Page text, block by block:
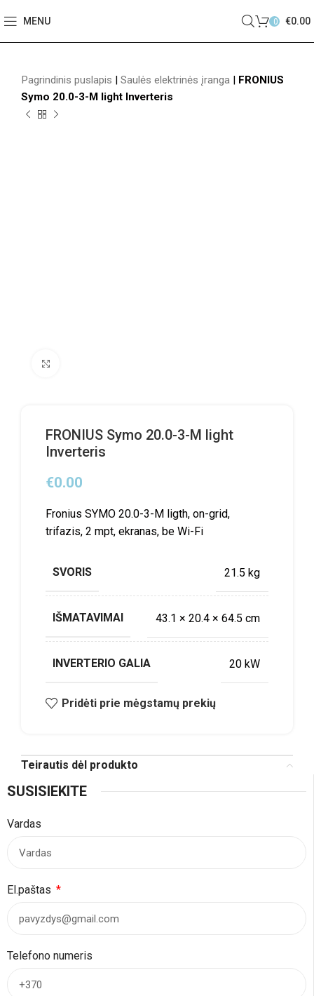
MENU 0 €0.00
Pagrindinis puslapis | Saulės elektrinės įranga | FRONIUS
Symo 20.0-3-M light Inverteris
FRONIUS Symo 20.0-3-M light
Inverteris
€0.00
Fronius SYMO 20.0-3-M ligth, on-grid,
trifazis, 2 mpt, ekranas, be Wi-Fi
SVORIS 21.5 kg
IŠMATAVIMAI 43.1 × 20.4 × 64.5 cm
INVERTERIO GALIA 20 kW
Pridėti prie mėgstamų prekių
Teirautis dėl produkto
SUSISIEKITE
Vardas
El.paštas
Telefono numeris